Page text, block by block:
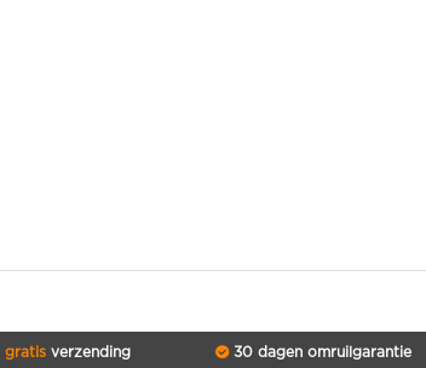
gratisverzending 30 dagen omruilgarantie